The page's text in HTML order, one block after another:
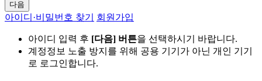
다음
아이디·비밀번호 찾기 회원가입
아이디 입력 후 [다음] 버튼을 선택하시기 바랍니다.
계정정보 노출 방지를 위해 공용 기기가 아닌 개인 기기
로 로그인합니다.